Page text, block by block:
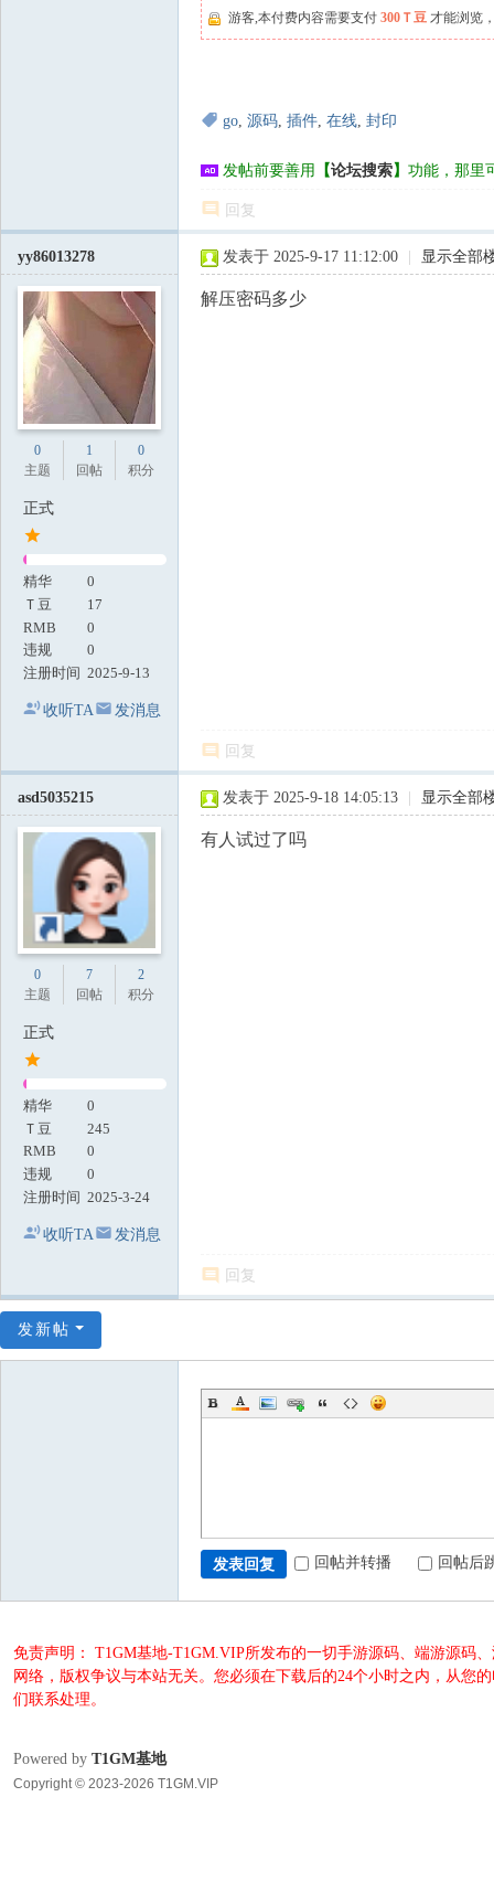
游客,本付费内容需要支付 300Ｔ豆 才能浏览
go, 源码, 插件, 在线, 封印
发帖前要善用 【论坛搜索】 功能，那里
回复
yy86013278
0
主题
1
回帖
0
积分
正式
精华
0
Ｔ豆
17
RMB
0
违规
0
注册时间 2025-9-13
收听TA 发消息
发表于 2025-9-17 11:12:00 显示全部
解压密码多少
回复
asd5035215
0
主题
7
回帖
2
积分
正式
精华
0
Ｔ豆
245
RMB
0
违规
0
注册时间 2025-3-24
收听TA 发消息
发表于 2025-9-18 14:05:13 显示全部
有人试过了吗
回复
发新帖
发表回复 回帖并转播 回帖后
免责声明： T1GM基地-T1GM.VIP所发布的一切手游源码、端游源码
网络，版权争议与本站无关。您必须在下载后的24个小时之内，从您
们联系处理。
Powered by T1GM基地
Copyright © 2023-2026 T1GM.VIP